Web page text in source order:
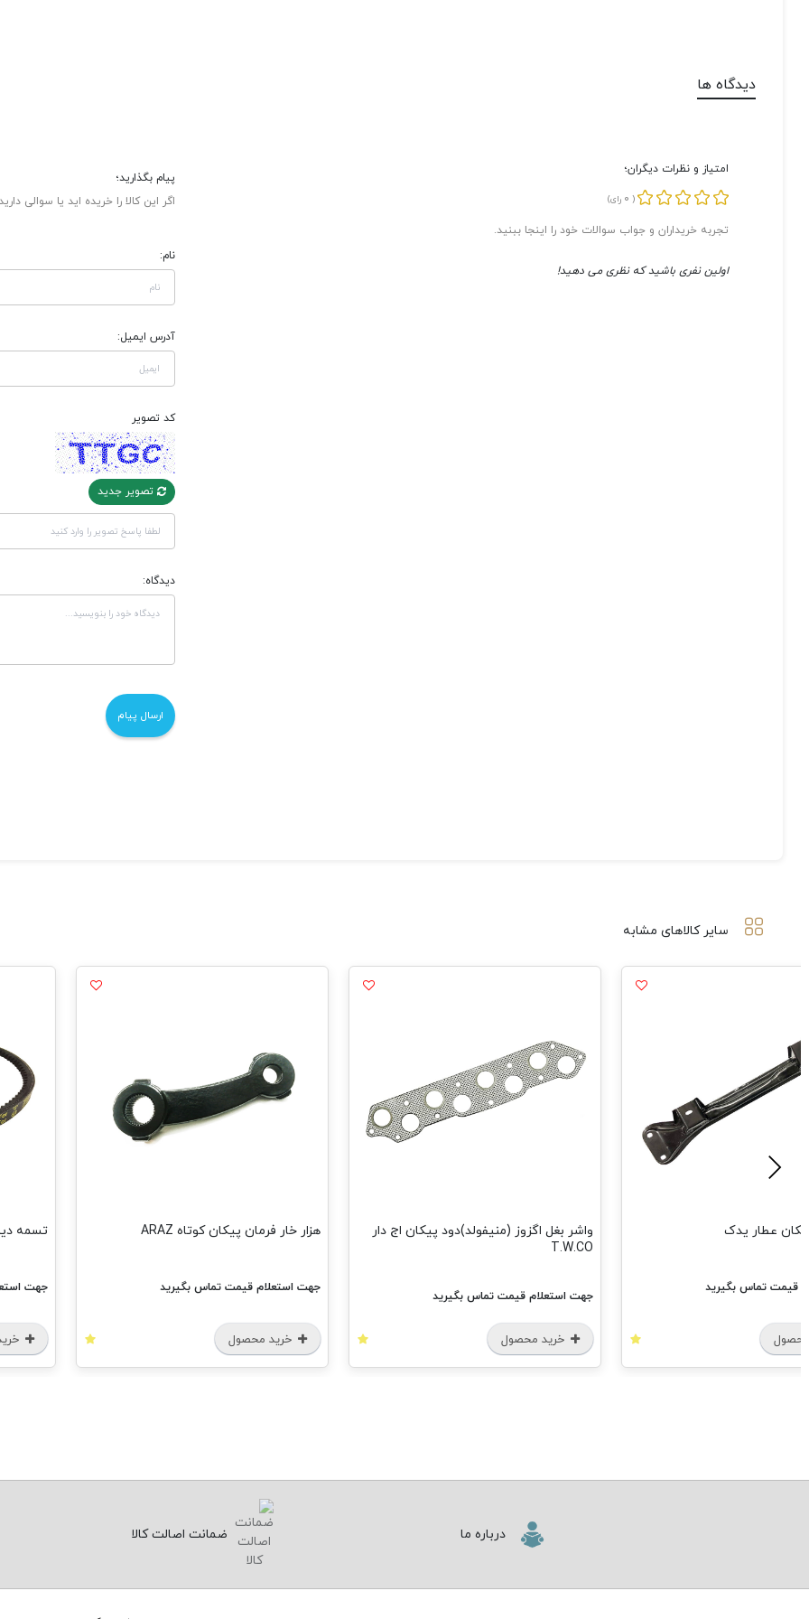
دیدگاه ها
امتیاز و نظرات دیگران؛
(
0 رای)
تجربه خریداران و جواب سوالات خود را اینجا ببنید.
اولین نفری باشید که نظری می دهید!
پیام بگذارید؛
اگر این کالا را خریده اید یا سوالی
نام:
آدرس ایمیل:
کد تصویر
تصویر جدید
دیدگاه:
سایر کالاهای مشابه
عطار یدک
قیمت تماس بگیرید
واشر بغل اگزوز (منیفولد)دود پیکان اج دار
T.W.CO
جهت استعلام قیمت تماس بگیرید
خرید محصول
هزار خار فرمان پیکان کوتاه ARAZ
جهت استعلام قیمت تماس بگیرید
خرید محصول
تسمه دینام
جهت
درباره ما ضمانت اصالت کالا